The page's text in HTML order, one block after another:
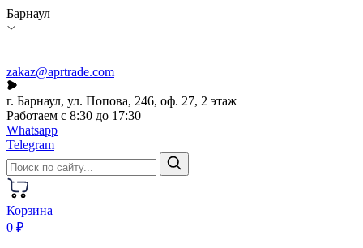
Барнаул
zakaz@aprtrade.com
г. Барнаул, ул. Попова, 246, оф. 27, 2 этаж
Работаем с 8:30 до 17:30
Whatsapp
Telegram
Корзина
0 ₽